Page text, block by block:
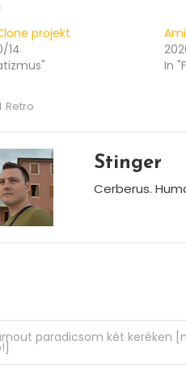
projekt
14
In
Retro
Stinger
Cerberus.
paradicsom két keréken